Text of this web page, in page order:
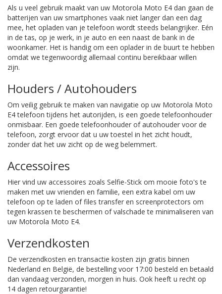
Als u veel gebruik maakt van uw Motorola Moto E4 dan gaan de
batterijen van uw smartphones vaak niet langer dan een dag
mee, het opladen van je telefoon wordt steeds belangrijker. Eén
in de tas, op je werk, in je auto en een naast de bank in de
woonkamer. Het is handig om een oplader in de buurt te hebben
omdat we tegenwoordig allemaal continu bereikbaar willen
zijn.
Houders / Autohouders
Om veilig gebruik te maken van navigatie op uw Motorola Moto
E4 telefoon tijdens het autorijden, is een goede telefoonhouder
onmisbaar. Een goede telefoonhouder of autohouder voor de
telefoon, zorgt ervoor dat u uw toestel in het zicht houdt,
zonder dat het uw zicht op de weg belemmert.
Accessoires
Hier vind uw accessoires zoals Selfie-Stick om mooie foto's te
maken met uw vrienden en familie, een extra kabel om uw
telefoon op te laden of files transfer en screenprotectors om
tegen krassen te beschermen of valschade te minimaliseren van
uw Motorola Moto E4.
Verzendkosten
De verzendkosten en transactie kosten zijn gratis binnen
Nederland en België, de bestelling voor 17:00 besteld en betaald
dan vandaag verzonden, morgen in huis. Ook heeft u recht op
14 dagen retourgarantie!